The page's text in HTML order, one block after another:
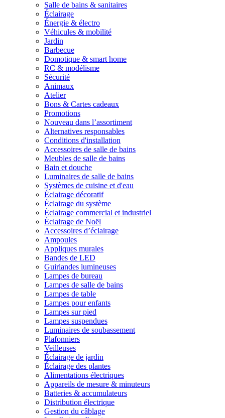
Salle de bains & sanitaires
Éclairage
Énergie & électro
Véhicules & mobilité
Jardin
Barbecue
Domotique & smart home
RC & modélisme
Sécurité
Animaux
Atelier
Bons & Cartes cadeaux
Promotions
Nouveau dans l’assortiment
Alternatives responsables
Conditions d'installation
Accessoires de salle de bains
Meubles de salle de bains
Bain et douche
Luminaires de salle de bains
Systèmes de cuisine et d'eau
Éclairage décoratif
Éclairage du système
Éclairage commercial et industriel
Éclairage de Noël
Accessoires d’éclairage
Ampoules
Appliques murales
Bandes de LED
Guirlandes lumineuses
Lampes de bureau
Lampes de salle de bains
Lampes de table
Lampes pour enfants
Lampes sur pied
Lampes suspendues
Luminaires de soubassement
Plafonniers
Veilleuses
Éclairage de jardin
Éclairage des plantes
Alimentations électriques
Appareils de mesure & minuteurs
Batteries & accumulateurs
Distribution électrique
Gestion du câblage